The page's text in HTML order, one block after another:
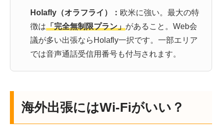
Holafly（オラフライ）： 欧米に強い。最大の特
徴は「完全無制限プラン」があること。Web会
議が多い出張ならHolafly一択です。一部エリア
では音声通話受信用番号も付与されます。
海外出張にはWi-Fiがいい？